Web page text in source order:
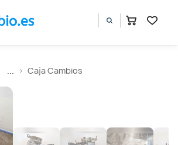
Caja Cambios